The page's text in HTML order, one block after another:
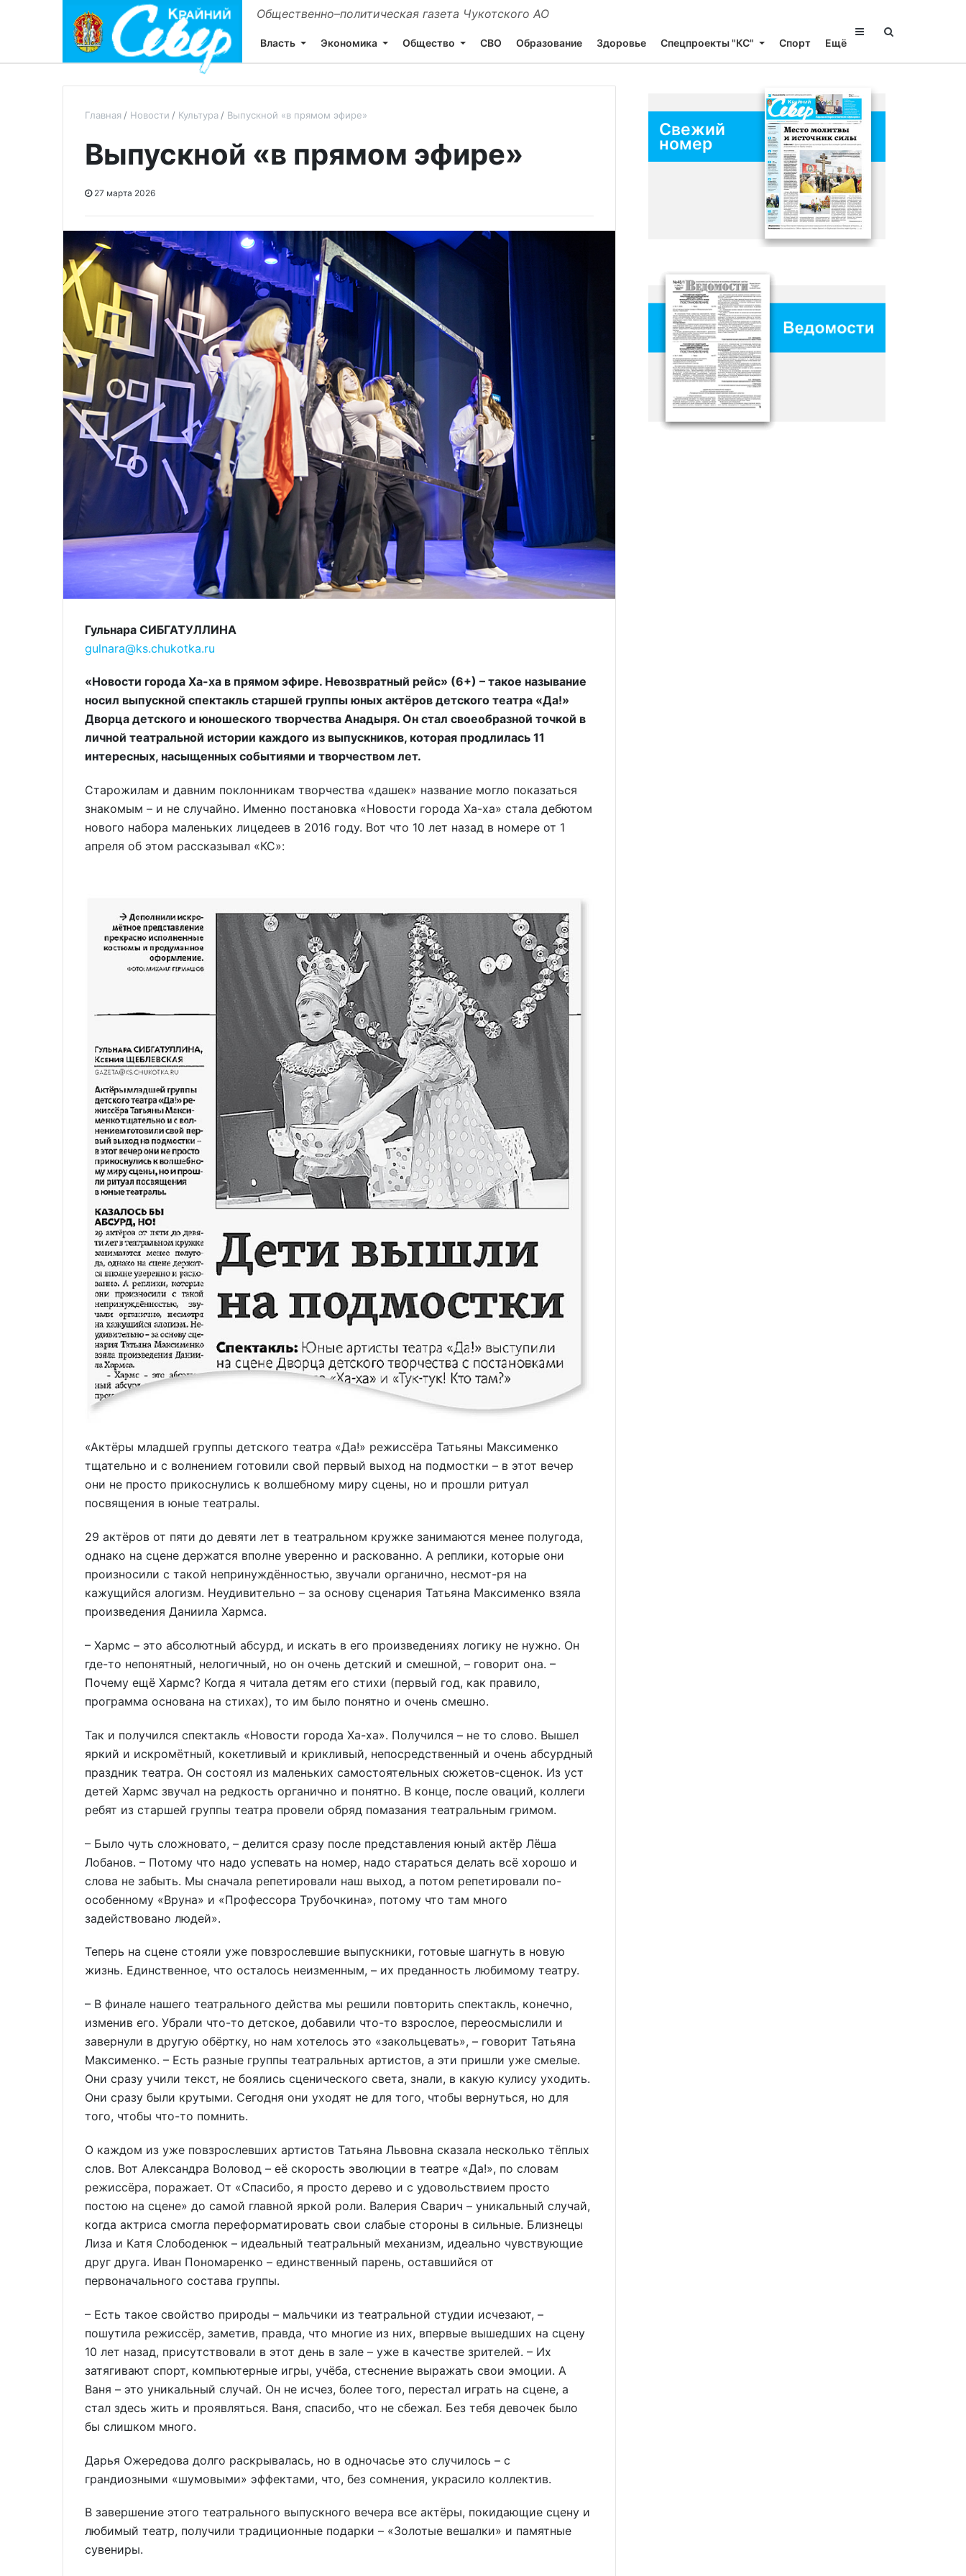
Общественно–политическая газета Чукотского АО
Власть Экономика Общество СВО Образование Здоровье Спецпроекты "КС" Спорт Ещё
Главная Новости Культура Выпускной «в прямом эфире»
Выпускной «в прямом эфире»
27 марта 2026
Гульнара СИБГАТУЛЛИНА
gulnara@ks.chukotka.ru
«Новости города Ха-ха в прямом эфире. Невозвратный рейс» (6+) – такое называние
носил выпускной спектакль старшей группы юных актёров детского театра «Да!»
Дворца детского и юношеского творчества Анадыря. Он стал своеобразной точкой в
личной театральной истории каждого из выпускников, которая продлилась 11
интересных, насыщенных событиями и творчеством лет.
Старожилам и давним поклонникам творчества «дашек» название могло показаться
знакомым – и не случайно. Именно постановка «Новости города Ха-ха» стала дебютом
нового набора маленьких лицедеев в 2016 году. Вот что 10 лет назад в номере от 1
апреля об этом рассказывал «КС»:
«Актёры младшей группы детского театра «Да!» режиссёра Татьяны Максименко
тщательно и с волнением готовили свой первый выход на подмостки – в этот вечер
они не просто прикоснулись к волшебному миру сцены, но и прошли ритуал
посвящения в юные театралы.
29 актёров от пяти до девяти лет в театральном кружке занимаются менее полугода,
однако на сцене держатся вполне уверенно и раскованно. А реплики, которые они
произносили с такой непринуждённостью, звучали органично, несмот-ря на
кажущийся алогизм. Неудивительно – за основу сценария Татьяна Максименко взяла
произведения Даниила Хармса.
– Хармс – это абсолютный абсурд, и искать в его произведениях логику не нужно. Он
где-то непонятный, нелогичный, но он очень детский и смешной, – говорит она. –
Почему ещё Хармс? Когда я читала детям его стихи (первый год, как правило,
программа основана на стихах), то им было понятно и очень смешно.
Так и получился спектакль «Новости города Ха-ха». Получился – не то слово. Вышел
яркий и искромётный, кокетливый и крикливый, непосредственный и очень абсурдный
праздник театра. Он состоял из маленьких самостоятельных сюжетов-сценок. Из уст
детей Хармс звучал на редкость органично и понятно. В конце, после оваций, коллеги
ребят из старшей группы театра провели обряд помазания театральным гримом.
– Было чуть сложновато, – делится сразу после представления юный актёр Лёша
Лобанов. – Потому что надо успевать на номер, надо стараться делать всё хорошо и
слова не забыть. Мы сначала репетировали наш выход, а потом репетировали по-
особенному «Вруна» и «Профессора Трубочкина», потому что там много
задействовано людей».
Теперь на сцене стояли уже повзрослевшие выпускники, готовые шагнуть в новую
жизнь. Единственное, что осталось неизменным, – их преданность любимому театру.
– В финале нашего театрального действа мы решили повторить спектакль, конечно,
изменив его. Убрали что-то детское, добавили что-то взрослое, переосмыслили и
завернули в другую обёртку, но нам хотелось это «закольцевать», – говорит Татьяна
Максименко. – Есть разные группы театральных артистов, а эти пришли уже смелые.
Они сразу учили текст, не боялись сценического света, знали, в какую кулису уходить.
Они сразу были крутыми. Сегодня они уходят не для того, чтобы вернуться, но для
того, чтобы что-то помнить.
О каждом из уже повзрослевших артистов Татьяна Львовна сказала несколько тёплых
слов. Вот Александра Воловод – её скорость эволюции в театре «Да!», по словам
режиссёра, поражает. От «Спасибо, я просто дерево и с удовольствием просто
постою на сцене» до самой главной яркой роли. Валерия Сварич – уникальный случай,
когда актриса смогла переформатировать свои слабые стороны в сильные. Близнецы
Лиза и Катя Слободенюк – идеальный театральный механизм, идеально чувствующие
друг друга. Иван Пономаренко – единственный парень, оставшийся от
первоначального состава группы.
– Есть такое свойство природы – мальчики из театральной студии исчезают, –
пошутила режиссёр, заметив, правда, что многие из них, впервые вышедших на сцену
10 лет назад, присутствовали в этот день в зале – уже в качестве зрителей. – Их
затягивают спорт, компьютерные игры, учёба, стеснение выражать свои эмоции. А
Ваня – это уникальный случай. Он не исчез, более того, перестал играть на сцене, а
стал здесь жить и проявляться. Ваня, спасибо, что не сбежал. Без тебя девочек было
бы слишком много.
Дарья Ожередова долго раскрывалась, но в одночасье это случилось – с
грандиозными «шумовыми» эффектами, что, без сомнения, украсило коллектив.
В завершение этого театрального выпускного вечера все актёры, покидающие сцену и
любимый театр, получили традиционные подарки – «Золотые вешалки» и памятные
сувениры.
Свежий
номер